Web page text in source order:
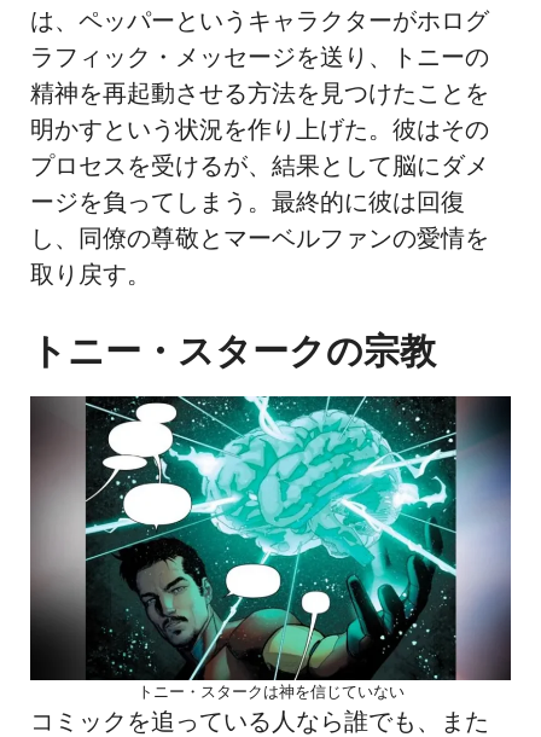
は、ペッパーというキャラクターがホログ
ラフィック・メッセージを送り、トニーの
精神を再起動させる方法を見つけたことを
明かすという状況を作り上げた。彼はその
プロセスを受けるが、結果として脳にダメ
ージを負ってしまう。最終的に彼は回復
し、同僚の尊敬とマーベルファンの愛情を
取り戻す。
トニー・スタークの宗教
トニー・スタークは神を信じていない
コミックを追っている人なら誰でも、また